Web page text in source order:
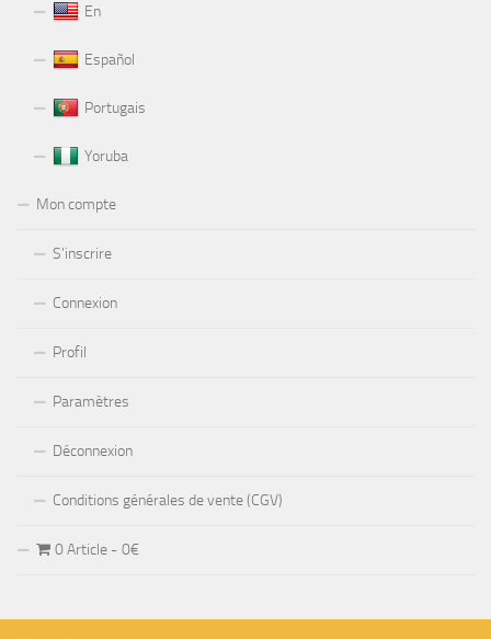
En
Español
Portugais
Yoruba
Mon compte
S’inscrire
Connexion
Profil
Paramètres
Déconnexion
Conditions générales de vente (CGV)
0 Article 0€